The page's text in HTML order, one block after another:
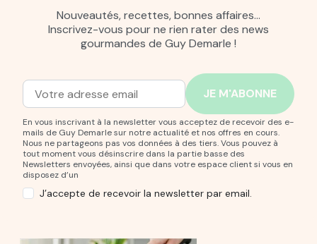
Nouveautés, recettes, bonnes affaires…
Inscrivez-vous pour ne rien rater des news
gourmandes de Guy Demarle !
Adresse mail
Entrez votre adresse mail pour vous abonner à notre
En vous inscrivant à la newsletter vous acceptez de recevoir des e-
mails de Guy Demarle sur notre actualité et nos offres en cours.
Nous ne partageons pas vos données à des tiers. Vous pouvez à
tout moment vous désinscrire dans la partie basse des
Newsletters envoyées, ainsi que dans votre espace client si vous en
disposez d’un
J’accepte de recevoir la newsletter par email.